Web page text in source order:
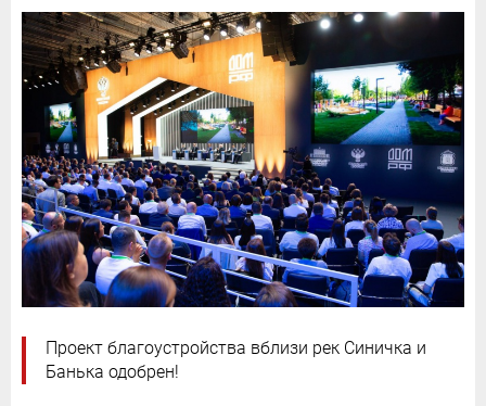
Проект благоустройства вблизи рек Синичка и
Банька одобрен!